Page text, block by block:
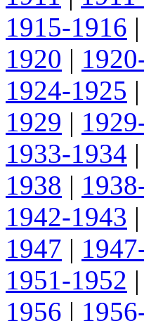
1915-1916 |
1920 |
1924-1925 |
1929 |
1933-1934 |
1938 |
1942-1943 |
1947 |
1951-1952 |
1956 |